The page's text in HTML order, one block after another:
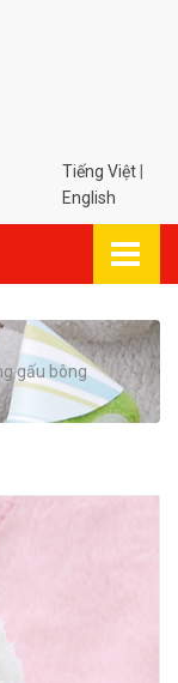
Tiếng Việt
English
gấu bông